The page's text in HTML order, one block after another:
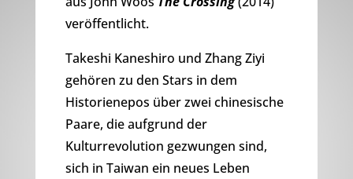
veröffentlicht.
Takeshi Kaneshiro und Zhang Ziyi
gehören zu den Stars in dem
Historienepos über zwei chinesische
Paare, die aufgrund der
Kulturrevolution gezwungen sind,
sich in Taiwan ein neues Leben